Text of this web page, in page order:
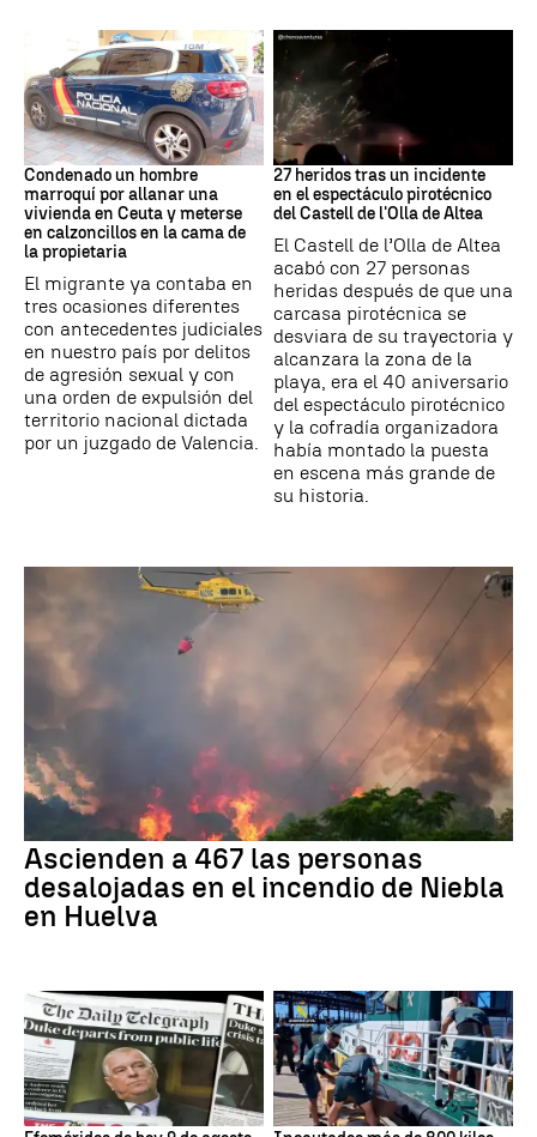
Ceuta
Condenado un hombre
marroquí por allanar una
vivienda en Ceuta y meterse
en calzoncillos en la cama de
la propietaria
El migrante ya contaba en
tres ocasiones diferentes
con antecedentes judiciales
en nuestro país por delitos
de agresión sexual y con
una orden de expulsión del
territorio nacional dictada
por un juzgado de Valencia.
Incidente
27 heridos tras un incidente
en el espectáculo pirotécnico
del Castell de l'Olla de Altea
El Castell de l’Olla de Altea
acabó con 27 personas
heridas después de que una
carcasa pirotécnica se
desviara de su trayectoria y
alcanzara la zona de la
playa, era el 40 aniversario
del espectáculo pirotécnico
y la cofradía organizadora
había montado la puesta
en escena más grande de
su historia.
Ascienden a 467 las personas
desalojadas en el incendio de Niebla
en Huelva